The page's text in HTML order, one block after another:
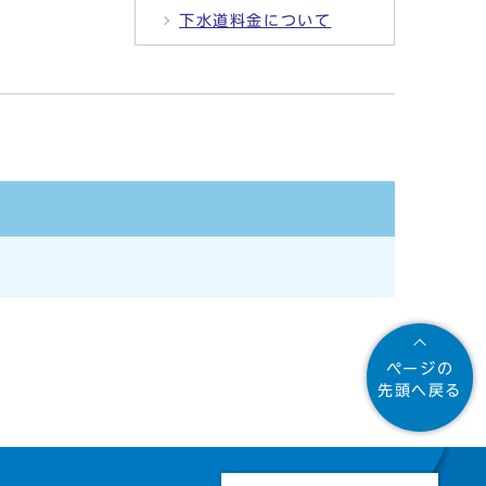
下水道料金について
ページの
先頭へ戻る